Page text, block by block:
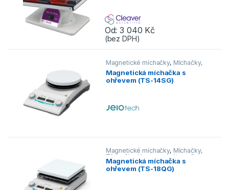
Od:3 040 Kč
(bez DPH)
Tento produkt má více variant.
Magnetické míchačky, Míchačky,
Třepačky, Homogenizátory
ohřevem
Magnetická míchačka s
ohřevem (TS-14SG)
Magnetické míchačky, Míchačky,
Třepačky, Homogenizátory
S
ohřevem
Magnetická míchačka s
ohřevem (TS-18QG)